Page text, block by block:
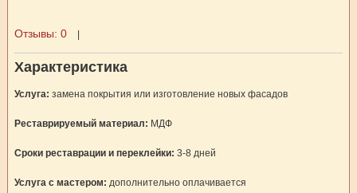
Отзывы: 0
Характеристика
Услуга: замена покрытия или изготовление новых фасадов
Реставрируемый материал: МДФ
Сроки реставрации и переклейки: 3-8 дней
Услуга с мастером: дополнительно оплачивается